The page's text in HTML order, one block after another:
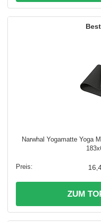
Narwhal Yogamatte Yoga
ZUM